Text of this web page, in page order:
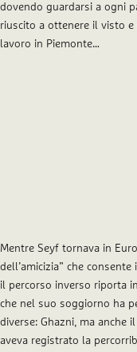
dovendo guardarsi a ogni
riuscito a ottenere il visto
lavoro in Piemonte…
Mentre Seyf tornava in
dell’amicizia” che
il percorso inverso riporta
che nel suo soggiorno ha
diverse: Ghazni, ma anche
aveva registrato la